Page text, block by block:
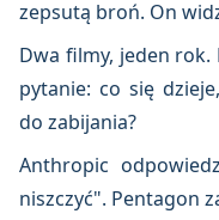
zepsutą broń. On
Dwa filmy, jeden
pytanie: co się
do zabijania?
Anthropic
niszczyć". Pentagon